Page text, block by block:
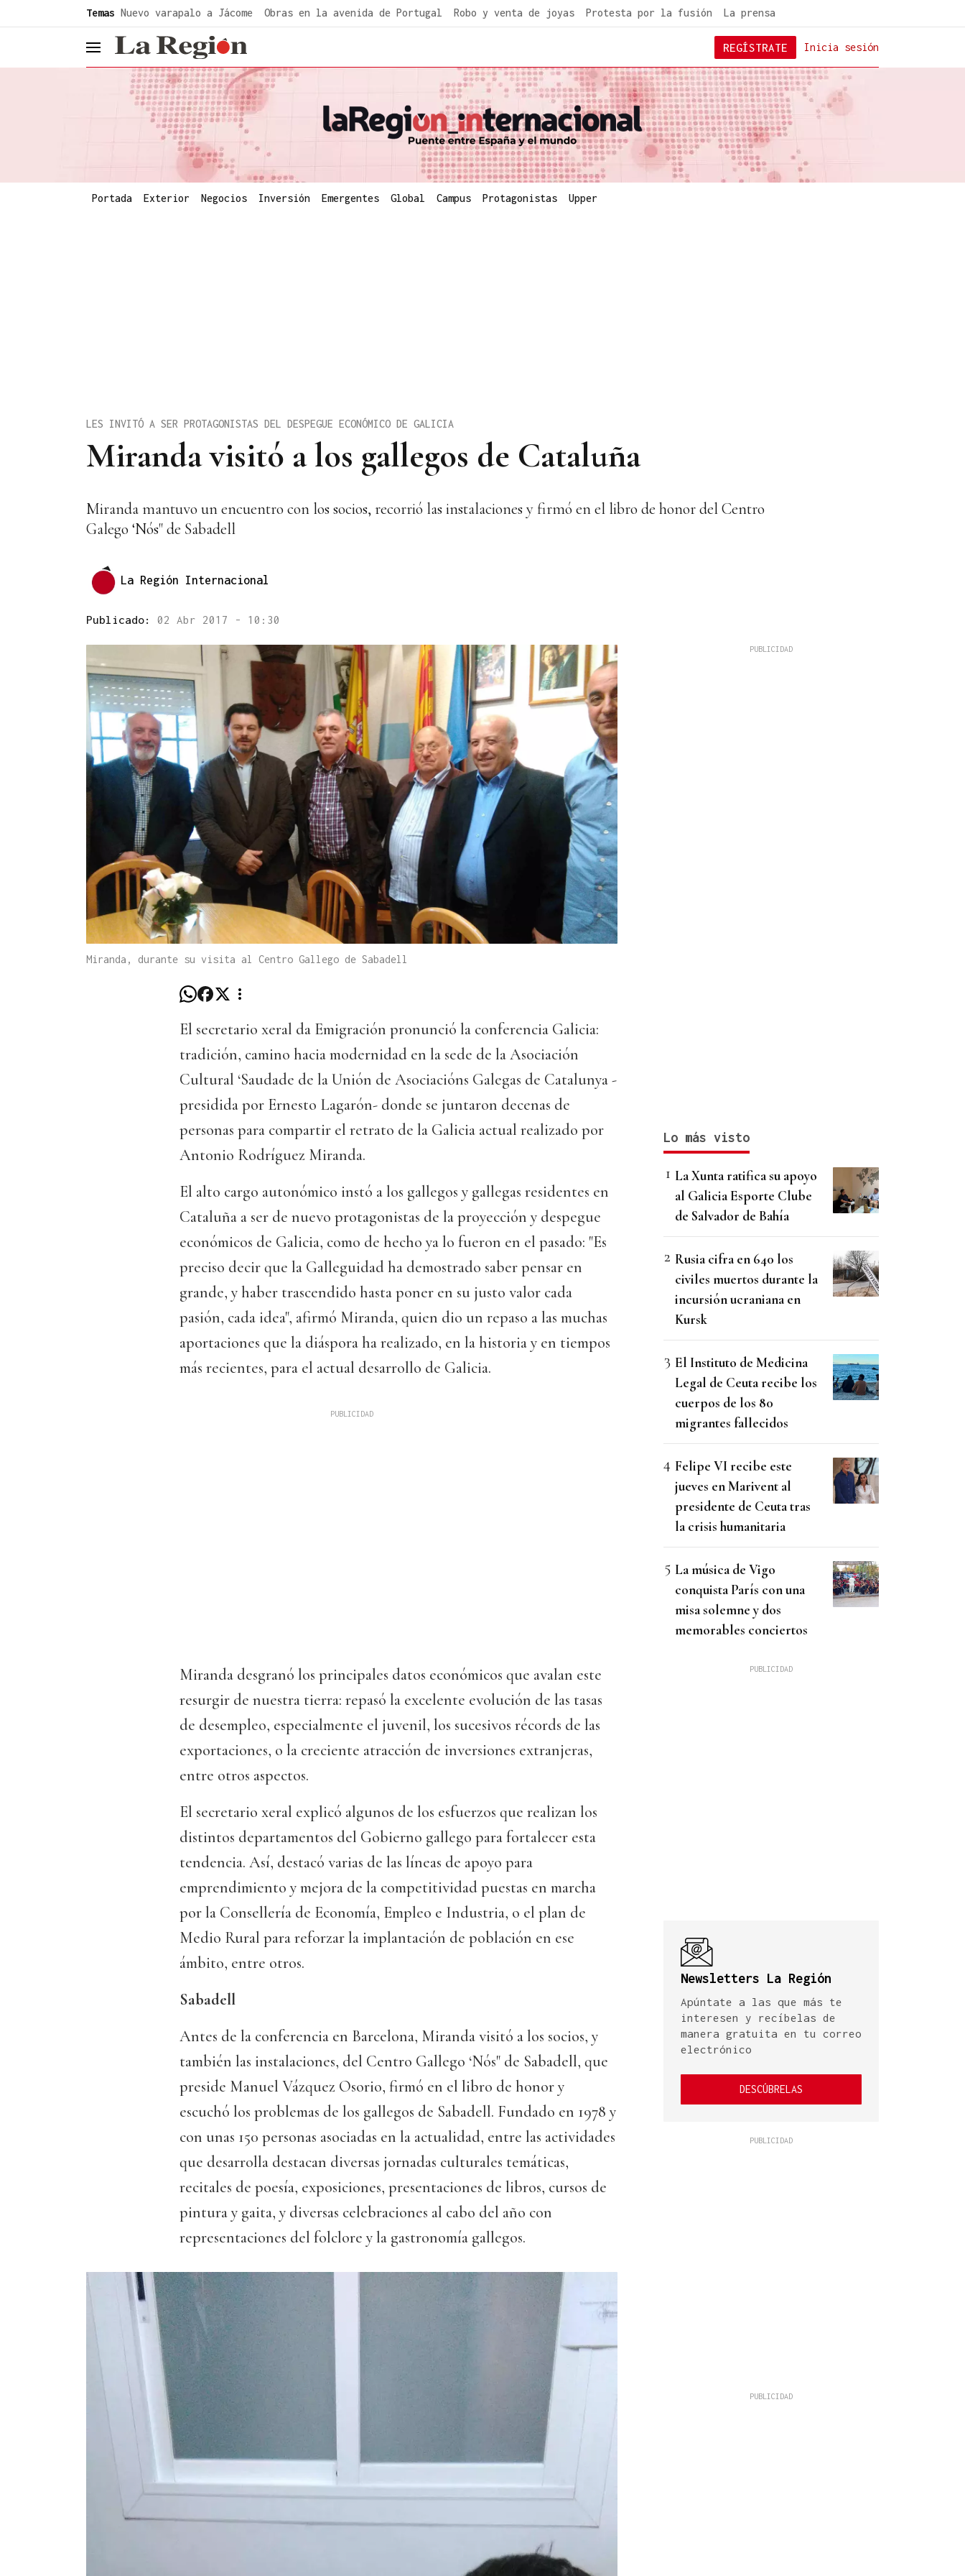
Temas Nuevo varapalo a Jácome Obras en la avenida de Portugal Robo y venta de joyas Protesta por la fusión La prensa
header.menu.open Inicia sesión
REGÍSTRATE
Portada Exterior Negocios Inversión Emergentes Global Campus Protagonistas Upper
Miranda visitó a los gallegos de Cataluña
LES INVITÓ A SER PROTAGONISTAS DEL DESPEGUE ECONÓMICO DE GALICIA
Miranda mantuvo un encuentro con los socios, recorrió las instalaciones y firmó en el libro de honor del Centro
Galego ‘Nós" de Sabadell
La Región Internacional
Publicado: 02 Abr 2017 - 10:30
Miranda, durante su visita al Centro Gallego de Sabadell
El secretario xeral da Emigración pronunció la conferencia Galicia:
tradición, camino hacia modernidad en la sede de la Asociación
Cultural ‘Saudade de la Unión de Asociacións Galegas de Catalunya -
presidida por Ernesto Lagarón- donde se juntaron decenas de
personas para compartir el retrato de la Galicia actual realizado por
Antonio Rodríguez Miranda.
El alto cargo autonómico instó a los gallegos y gallegas residentes en
Cataluña a ser de nuevo protagonistas de la proyección y despegue
económicos de Galicia, como de hecho ya lo fueron en el pasado: "Es
preciso decir que la Galleguidad ha demostrado saber pensar en
grande, y haber trascendido hasta poner en su justo valor cada
pasión, cada idea", afirmó Miranda, quien dio un repaso a las muchas
aportaciones que la diáspora ha realizado, en la historia y en tiempos
más recientes, para el actual desarrollo de Galicia.
Miranda desgranó los principales datos económicos que avalan este
resurgir de nuestra tierra: repasó la excelente evolución de las tasas
de desempleo, especialmente el juvenil, los sucesivos récords de las
exportaciones, o la creciente atracción de inversiones extranjeras,
entre otros aspectos.
El secretario xeral explicó algunos de los esfuerzos que realizan los
distintos departamentos del Gobierno gallego para fortalecer esta
tendencia. Así, destacó varias de las líneas de apoyo para
emprendimiento y mejora de la competitividad puestas en marcha
por la Consellería de Economía, Empleo e Industria, o el plan de
Medio Rural para reforzar la implantación de población en ese
ámbito, entre otros.
Sabadell
Antes de la conferencia en Barcelona, Miranda visitó a los socios, y
también las instalaciones, del Centro Gallego ‘Nós" de Sabadell, que
preside Manuel Vázquez Osorio, firmó en el libro de honor y
escuchó los problemas de los gallegos de Sabadell. Fundado en 1978 y
con unas 150 personas asociadas en la actualidad, entre las actividades
que desarrolla destacan diversas jornadas culturales temáticas,
recitales de poesía, exposiciones, presentaciones de libros, cursos de
pintura y gaita, y diversas celebraciones al cabo del año con
representaciones del folclore y la gastronomía gallegos.
Lo más visto
La Xunta ratifica su apoyo
al Galicia Esporte Clube
de Salvador de Bahía
Rusia cifra en 640 los
civiles muertos durante la
incursión ucraniana en
Kursk
El Instituto de Medicina
Legal de Ceuta recibe los
cuerpos de los 80
migrantes fallecidos
Felipe VI recibe este
jueves en Marivent al
presidente de Ceuta tras
la crisis humanitaria
La música de Vigo
conquista París con una
misa solemne y dos
memorables conciertos
Newsletters La Región
Apúntate a las que más te
interesen y recíbelas de
manera gratuita en tu correo
electrónico
DESCÚBRELAS